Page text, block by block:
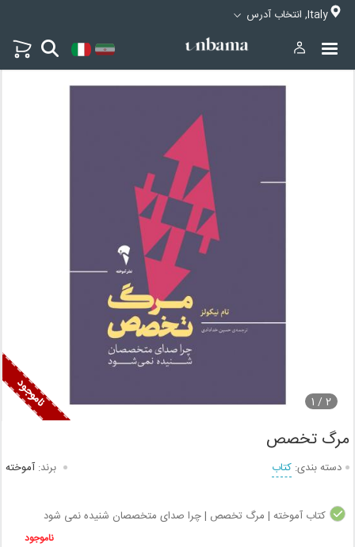
Italy, انتخاب آدرس
2 /
1
مرگ تخصص
دسته بندی: کتاب برند: آموخته
کتاب آموخته | مرگ تخصص | چرا صدای متخصصان شنیده نمی شود
ناموجود